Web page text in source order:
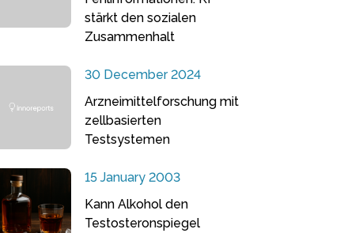
stärkt den sozialen
Zusammenhalt
30 December 2024
Arzneimittelforschung mit
zellbasierten
Testsystemen
15 January 2003
Kann Alkohol den
Testosteronspiegel